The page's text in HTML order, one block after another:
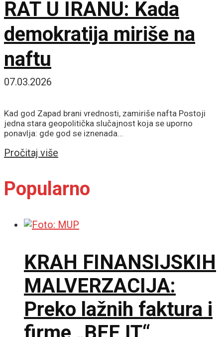
RAT U IRANU: Kada
demokratija miriše na
naftu
07.03.2026
Kad god Zapad brani vrednosti, zamiriše nafta Postoji
jedna stara geopolitička slučajnost koja se uporno
ponavlja: gde god se iznenada...
Pročitaj više
Popularno
KRAH FINANSIJSKIH
MALVERZACIJA:
Preko lažnih faktura i